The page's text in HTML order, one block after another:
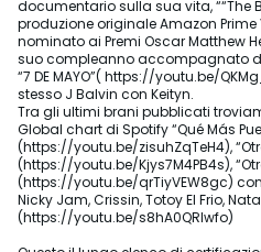
documentario sulla sua vita, ““The
produzione originale Amazon
nominato ai Premi Oscar Matthew
suo compleanno accompagnato
“7 DE MAYO”( https://youtu.be/
stesso J Balvin con Keityn.
Tra gli ultimi brani pubblicati
Global chart di Spotify “Qué Más
(https://youtu.be/zisuhZqTeH4),
(https://youtu.be/Kjys7M4PB4s),
(https://youtu.be/qrTiyVEW8gc)
Nicky Jam, Crissin, Totoy El Frio,
(https://youtu.be/s8hA0QRIwfo)